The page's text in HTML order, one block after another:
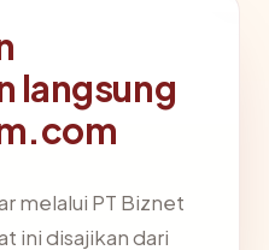
langsung
melalui PT Biznet
ini disajikan dari